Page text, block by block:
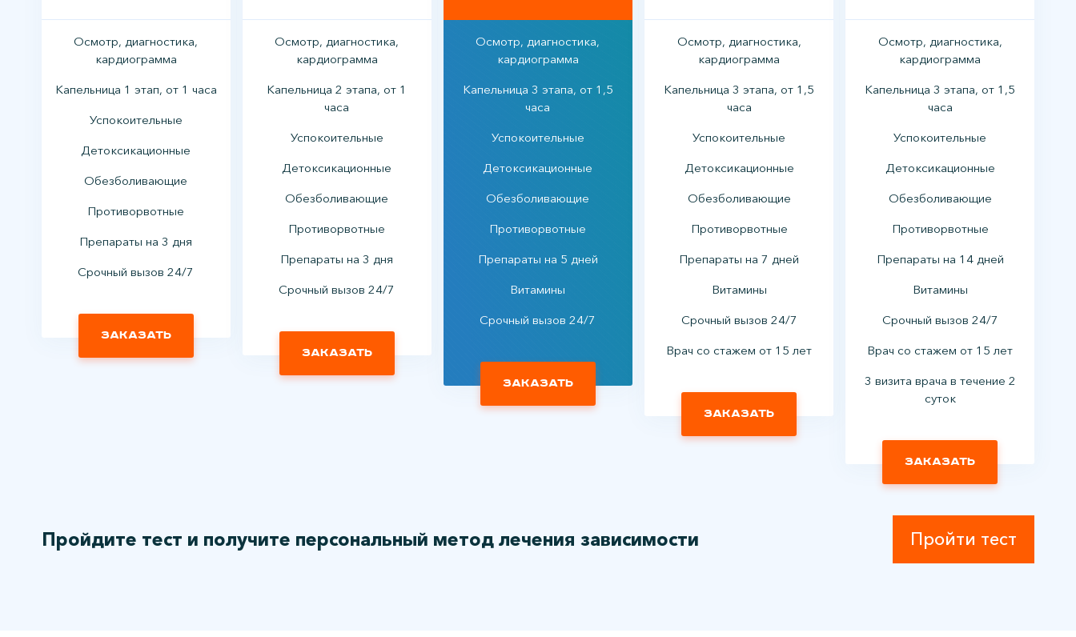
Осмотр, диагностика,
кардиограмма
Капельница 1 этап, от 1 часа
Успокоительные
Детоксикационные
Обезболивающие
Противорвотные
Препараты на 3 дня
Срочный вызов 24/7
Заказать
Осмотр, диагностика,
кардиограмма
Капельница 2 этапа, от 1
часа
Успокоительные
Детоксикационные
Обезболивающие
Противорвотные
Препараты на 3 дня
Срочный вызов 24/7
Заказать
Осмотр, диагностика,
кардиограмма
Капельница 3 этапа, от 1,5
часа
Успокоительные
Детоксикационные
Обезболивающие
Противорвотные
Препараты на 5 дней
Витамины
Срочный вызов 24/7
Заказать
Осмотр, диагностика,
кардиограмма
Капельница 3 этапа, от 1,5
часа
Успокоительные
Детоксикационные
Обезболивающие
Противорвотные
Препараты на 7 дней
Витамины
Срочный вызов 24/7
Врач со стажем от 15 лет
Заказать
Осмотр, диагностика,
кардиограмма
Капельница 3 этапа, от 1,5
часа
Успокоительные
Детоксикационные
Обезболивающие
Противорвотные
Препараты на 14 дней
Витамины
Срочный вызов 24/7
Врач со стажем от 15 лет
3 визита врача в течение 2
суток
Заказать
Пройдите тест и получите персональный метод лечения зависимости Пройти тест